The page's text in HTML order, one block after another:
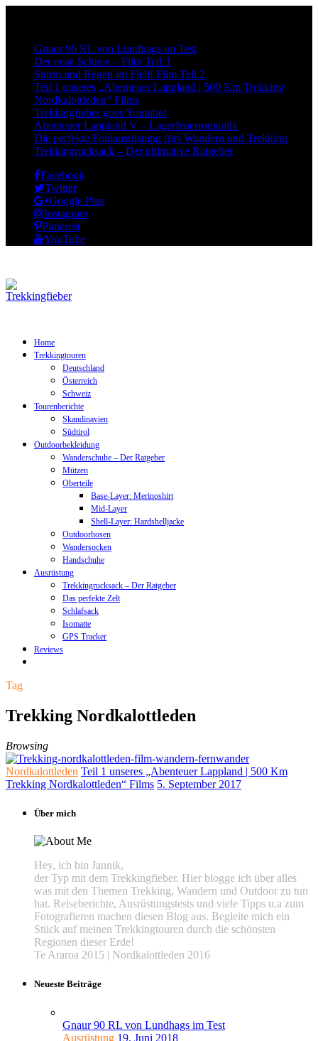
Gnaur 90 RL von Lundhags im Test
Der erste Schnee – Film Teil 3
Sturm und Regen im Fjell! Film Teil 2
Teil 1 unseres „Abenteuer Lappland | 500 Km Trekking
Nordkalottleden“ Films
Trekkingfieber goes Youtube!
Abenteuer Lappland V – Lagerfeuerromantik
Die perfekte Fotoausrüstung fürs Wandern und Trekking
Trekkingrucksack – Der ultimative Ratgeber
Facebook
Twitter
Google Plus
Instagram
Pinterest
YouTube
Home
Trekkingtouren
Deutschland
Österreich
Schweiz
Tourenberichte
Skandinavien
Südtirol
Outdoorbekleidung
Wanderschuhe – Der Ratgeber
Mützen
Oberteile
Base-Layer: Merinoshirt
Mid-Layer
Shell-Layer: Hardshelljacke
Outdoorhosen
Wandersocken
Handschuhe
Ausrüstung
Trekkingrucksack – Der Ratgeber
Das perfekte Zelt
Schlafsack
Isomatte
GPS Tracker
Reviews
Tag
Trekking Nordkalottleden
Browsing
Nordkalottleden Teil 1 unseres „Abenteuer Lappland | 500 Km
Trekking Nordkalottleden“ Films 5. September 2017
Über mich
Hey, ich bin Jannik,
der Typ mit dem Trekkingfieber. Hier blogge ich über alles
was mit den Themen Trekking, Wandern und Outdoor zu tun
hat. Reiseberichte, Ausrüstungstests und viele Tipps u.a zum
Fotografieren machen diesen Blog aus. Begleite mich ein
Stück auf meinen Trekkingtouren durch die schönsten
Regionen dieser Erde!
Te Araroa 2015 | Nordkalottleden 2016
Neueste Beiträge
Gnaur 90 RL von Lundhags im Test
Ausrüstung 19. Juni 2018